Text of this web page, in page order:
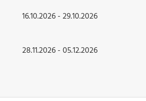
16.10.2026 - 29.10.2026
28.11.2026 - 05.12.2026